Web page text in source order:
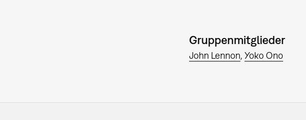
Gruppenmitglieder
John Lennon Yoko Ono